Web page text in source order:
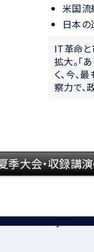
米国
日本の
IT革命と
拡大。「
く、今、
察力で、
大会・収録講
directive]